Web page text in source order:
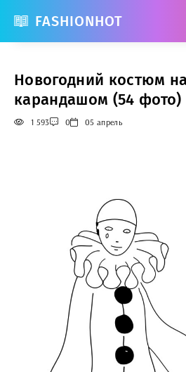
FASHIONHOT
Новогодний костюм
карандашом (54 фото)
1 593 0 05 апрель